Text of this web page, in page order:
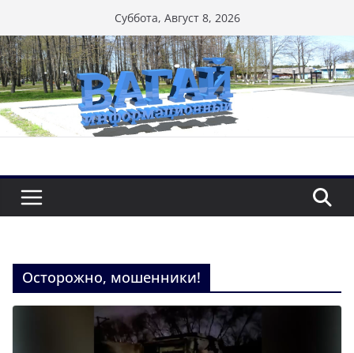
к
содержимому
Суббота, Август 8, 2026
Осторожно, мошенники!